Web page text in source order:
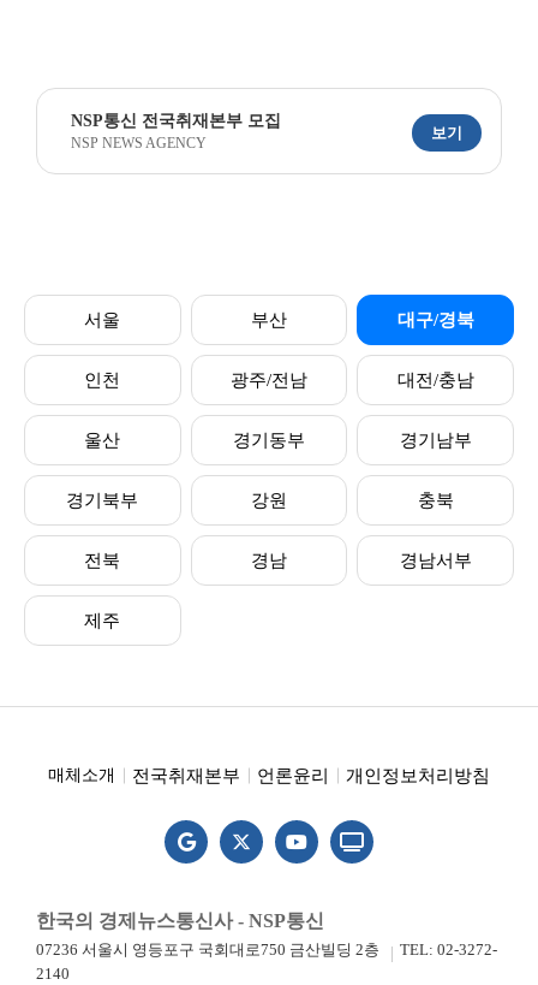
NSP통신 전국취재본부 모집
NSP NEWS AGENCY
보기
서울 부산 대구/경북
인천 광주/전남 대전/충남
울산 경기동부 경기남부
경기북부 강원 충북
전북 경남 경남서부
제주
매체소개 전국취재본부 언론윤리 개인정보처리방침
한국의 경제뉴스통신사 - NSP통신
07236 서울시 영등포구 국회대로750 금산빌딩 2층
TEL: 02-3272-
2140